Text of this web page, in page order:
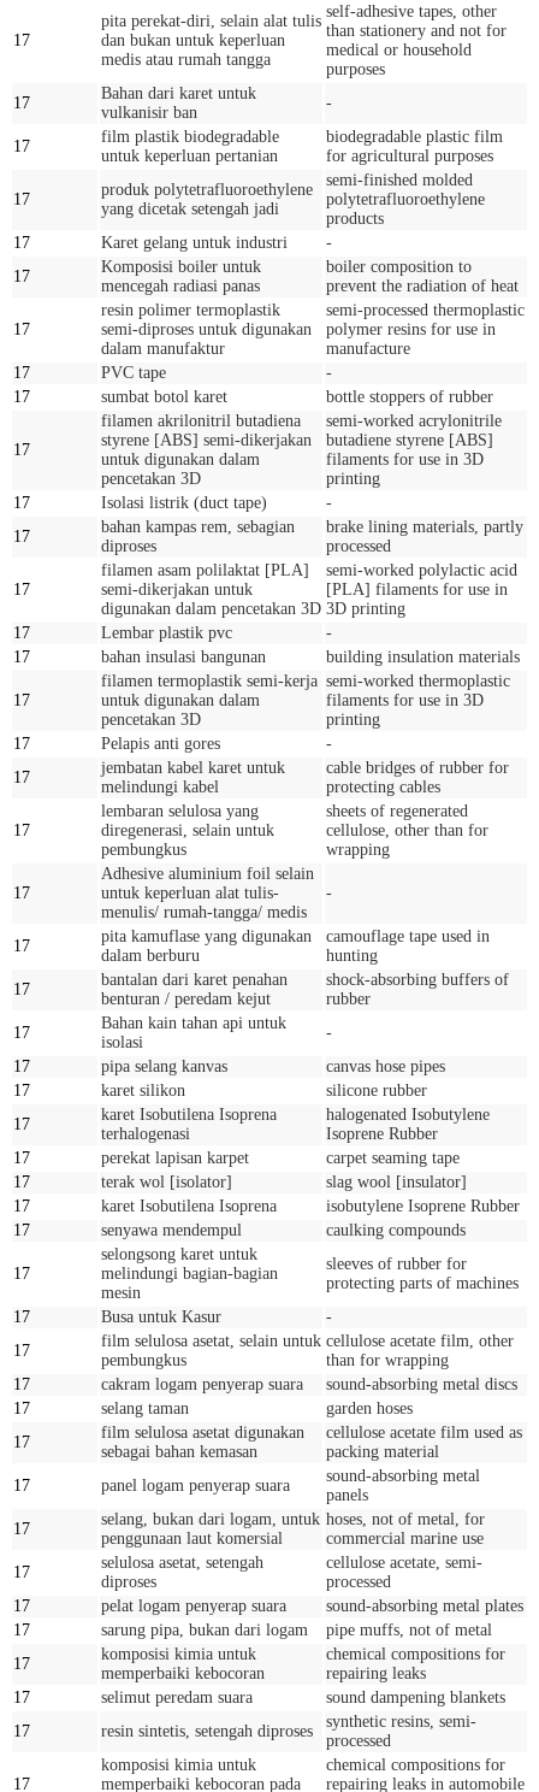
17
pita perekat-diri, selain alat tulis
dan bukan untuk keperluan
medis atau rumah tangga
self-adhesive tapes, other
than stationery and not for
medical or household
purposes
17
Bahan dari karet untuk
vulkanisir ban
-
17
film plastik biodegradable
untuk keperluan pertanian
biodegradable plastic film
for agricultural purposes
17
produk polytetrafluoroethylene
yang dicetak setengah jadi
semi-finished molded
polytetrafluoroethylene
products
17
Karet gelang untuk industri
-
17
Komposisi boiler untuk
mencegah radiasi panas
boiler composition to
prevent the radiation of heat
17
resin polimer termoplastik
semi-diproses untuk digunakan
dalam manufaktur
semi-processed thermoplastic
polymer resins for use in
manufacture
17
PVC tape
-
17
sumbat botol karet bottle stoppers of rubber
17
filamen akrilonitril butadiena
styrene [ABS] semi-dikerjakan
untuk digunakan dalam
pencetakan 3D
semi-worked acrylonitrile
butadiene styrene [ABS]
filaments for use in 3D
printing
17
Isolasi listrik (duct tape)
-
17
bahan kampas rem, sebagian
diproses
brake lining materials, partly
processed
17
filamen asam polilaktat [PLA]
semi-dikerjakan untuk
digunakan dalam pencetakan 3D
semi-worked polylactic acid
[PLA] filaments for use in
3D printing
17
Lembar plastik pvc
-
17
bahan insulasi bangunan building insulation materials
17
filamen termoplastik semi-kerja
untuk digunakan dalam
pencetakan 3D
semi-worked thermoplastic
filaments for use in 3D
printing
17
Pelapis anti gores
-
17
jembatan kabel karet untuk
melindungi kabel
cable bridges of rubber for
protecting cables
17
lembaran selulosa yang
diregenerasi, selain untuk
pembungkus
sheets of regenerated
cellulose, other than for
wrapping
17
Adhesive aluminium foil selain
untuk keperluan alat tulis-
menulis/ rumah-tangga/ medis
-
17
pita kamuflase yang digunakan
dalam berburu
camouflage tape used in
hunting
17
bantalan dari karet penahan
benturan / peredam kejut
shock-absorbing buffers of
rubber
17
Bahan kain tahan api untuk
isolasi
-
17
pipa selang kanvas
canvas hose pipes
17
karet silikon
silicone rubber
17
karet Isobutilena Isoprena
terhalogenasi
halogenated Isobutylene
Isoprene Rubber
17
perekat lapisan karpet
carpet seaming tape
17
terak wol [isolator]
slag wool [insulator]
17
karet Isobutilena Isoprena
isobutylene Isoprene Rubber
17
senyawa mendempul caulking compounds
17
selongsong karet untuk
melindungi bagian-bagian
mesin
sleeves of rubber for
protecting parts of machines
17
Busa untuk Kasur
-
17
film selulosa asetat, selain untuk
pembungkus
cellulose acetate film, other
than for wrapping
17
cakram logam penyerap suara
sound-absorbing metal discs
17
selang taman
garden hoses
17
film selulosa asetat digunakan
sebagai bahan kemasan
cellulose acetate film used as
packing material
17
panel logam penyerap suara
sound-absorbing metal
panels
17
selang, bukan dari logam, untuk
penggunaan laut komersial
hoses, not of metal, for
commercial marine use
17
selulosa asetat, setengah
diproses
cellulose acetate, semi-
processed
17
pelat logam penyerap suara
sound-absorbing metal plates
17
sarung pipa, bukan dari logam
pipe muffs, not of metal
17
komposisi kimia untuk
memperbaiki kebocoran
chemical compositions for
repairing leaks
17
selimut peredam suara
sound dampening blankets
17
resin sintetis, setengah diproses
synthetic resins, semi-
processed
17
komposisi kimia untuk
memperbaiki kebocoran pada
chemical compositions for
repairing leaks in automobile